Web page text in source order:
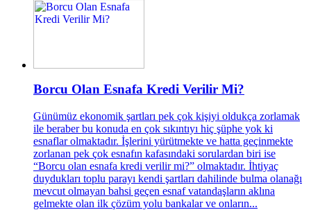
Borcu Olan Esnafa Kredi Verilir Mi?
Günümüz ekonomik şartları pek çok kişiyi oldukça zorlamak
ile beraber bu konuda en çok sıkıntıyı hiç şüphe yok ki
esnaflar olmaktadır. İşlerini yürütmekte ve hatta geçinmekte
zorlanan pek çok esnafın kafasındaki sorulardan biri ise
“Borcu olan esnafa kredi verilir mi?” olmaktadır. İhtiyaç
duydukları toplu parayı kendi şartları dahilinde bulma olanağı
mevcut olmayan bahsi geçen esnaf vatandaşların aklına
gelmekte olan ilk çözüm yolu bankalar ve onların...